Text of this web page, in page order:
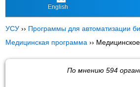
English
УСУ ›› Программы для автоматизации
Медицинская программа ››
По мнению 594